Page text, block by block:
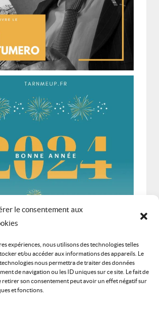
le consentement aux
expériences, nous utilisons des technologies telles
et/ou accéder aux informations des appareils. Le
nous permettra de traiter des données
de navigation ou les ID uniques sur ce site. Le fait de
retirer son consentement peut avoir un effet négatif sur
et fonctions.